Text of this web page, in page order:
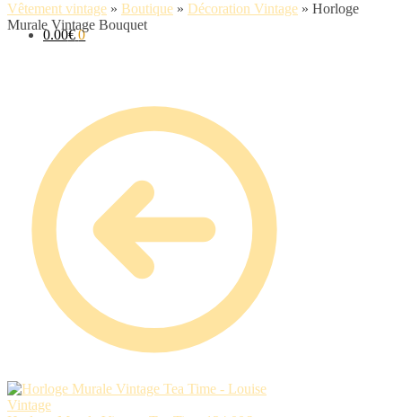
0.00€ 0
Vêtement vintage » Boutique » Décoration Vintage » Horloge
Murale Vintage Bouquet